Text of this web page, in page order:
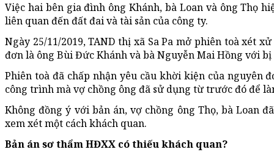
Việc hai bên gia đình ông Khánh, bà Loan và ông Thọ
liên quan đến đất đai và tài sản của công ty.
Ngày 25/11/2019, TAND thị xã Sa Pa mở phiên toà xét
đơn là ông Bùi Đức Khánh và bà Nguyễn Mai Hồng với
Phiên toà đã chấp nhận yêu cầu khời kiện của nguyên
công trình mà vợ chồng ông đã sử dụng từ trước đó để
Không đồng ý với bản án, vợ chồng ông Thọ, bà Loan
xem xét một cách khách quan.
Bản án sơ thẩm HĐXX có thiếu khách quan?